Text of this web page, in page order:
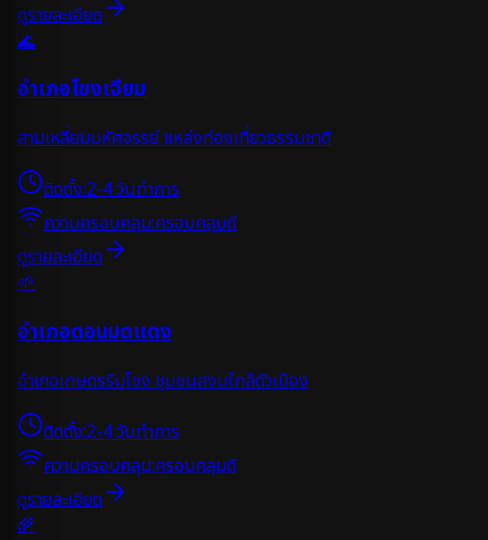
ดูรายละเอียด
🌊
อำเภอโขงเจียม
สามเหลี่ยมมหัศจรรย์ แหล่งท่องเที่ยวธรรมชาติ
ติดตั้ง:2-4 วันทำการ
ความครอบคลุม:ครอบคลุมดี
ดูรายละเอียด
🌱
อำเภอดอนมดแดง
อำเภอเกษตรริมโขง ชุมชนสงบใกล้ตัวเมือง
ติดตั้ง:2-4 วันทำการ
ความครอบคลุม:ครอบคลุมดี
ดูรายละเอียด
🌾